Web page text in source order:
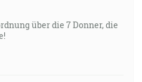
über die 7 Donner, die